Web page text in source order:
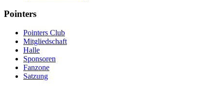
Pointers
Pointers Club
Mitgliedschaft
Halle
Sponsoren
Fanzone
Satzung